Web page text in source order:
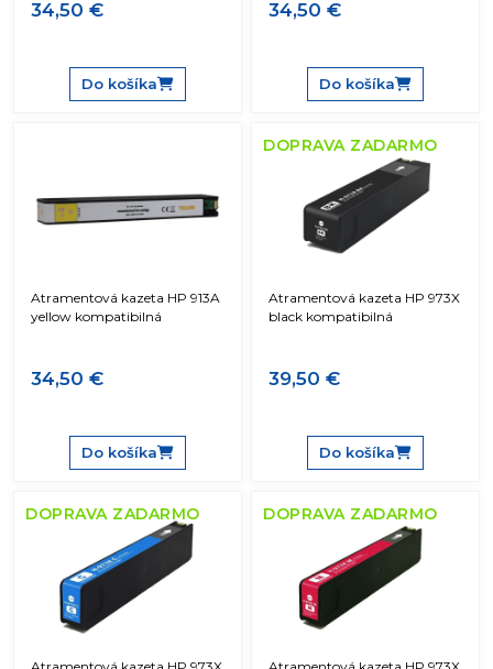
34,50 €
Do košíka
34,50 €
Do košíka
Atramentová kazeta HP 913A
yellow kompatibilná
34,50 €
Do košíka
DOPRAVA ZADARMO
Atramentová kazeta HP 973X
black kompatibilná
39,50 €
Do košíka
DOPRAVA ZADARMO DOPRAVA ZADARMO